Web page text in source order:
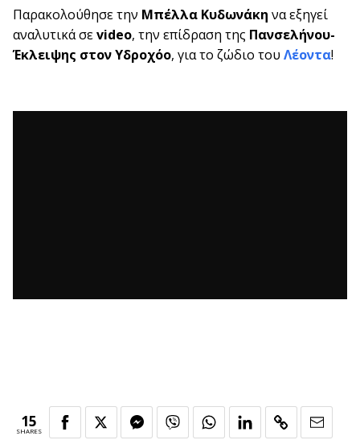
Παρακολούθησε την Μπέλλα Κυδωνάκη να εξηγεί
αναλυτικά σεvideo, την επίδραση της Πανσελήνου-
Έκλειψης στον Υδροχόο, για το ζώδιο του Λέοντα!
15
SHARES